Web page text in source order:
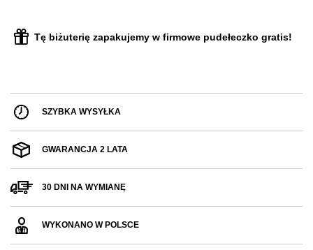
Tę biżuterię zapakujemy w firmowe pudełeczko gratis!
SZYBKA WYSYŁKA
GWARANCJA 2 LATA
30 DNI NA WYMIANĘ
WYKONANO W POLSCE